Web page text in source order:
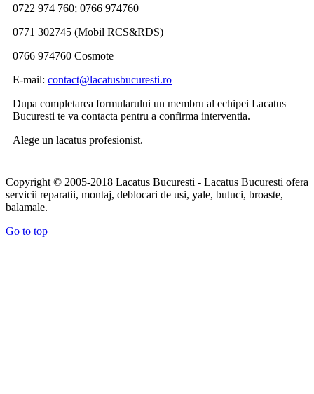
0722 974 760; 0766 974760
0771 302745 (Mobil RCS&RDS)
0766 974760 Cosmote
E-mail: contact@lacatusbucuresti.ro
Dupa completarea formularului un membru al echipei Lacatus
Bucuresti te va contacta pentru a confirma interventia.
Alege un lacatus profesionist.
Copyright © 2005-2018 Lacatus Bucuresti - Lacatus Bucuresti ofera
servicii reparatii, montaj, deblocari de usi, yale, butuci, broaste,
balamale.
Go to top